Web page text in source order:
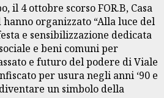
il 4 ottobre scorso FOR.B, Casa
hanno organizzato “Alla luce del
e sensibilizzazione dedicata
e beni comuni per
e futuro del podere di Viale
per usura negli anni ‘90 e
un simbolo della